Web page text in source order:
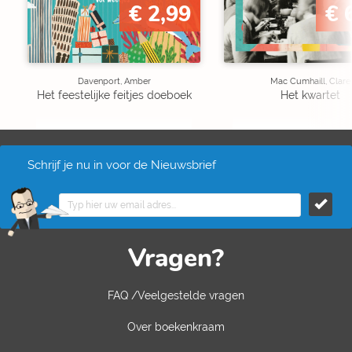
€ 2,99
Davenport, Amber
Het feestelijke feitjes doeboek
€
Mac Cumhaill, Clare
Het kwartet
Schrijf je nu in voor de Nieuwsbrief
Vragen?
FAQ /Veelgestelde vragen
Over boekenkraam